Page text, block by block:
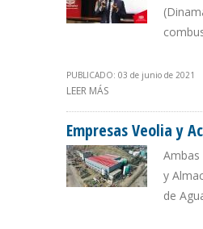
PUBLICADO: 03 de junio de 2021
LEER MÁS
Empresas Veolia y
y
de